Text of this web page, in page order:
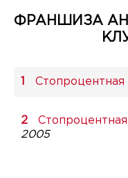
ФРАНШИЗА
Стопроцентная
2005